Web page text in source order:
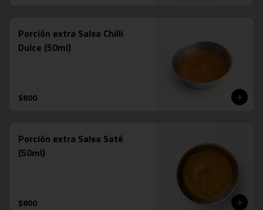
Porción extra Salsa Chilli
Dulce (50ml)
$800
Porción extra Salsa Saté
(50ml)
$800